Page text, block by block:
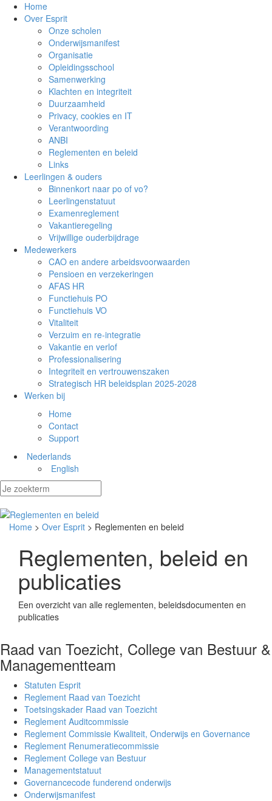
Home
Over Esprit
Onze scholen
Onderwijsmanifest
Organisatie
Opleidingsschool
Samenwerking
Klachten en integriteit
Duurzaamheid
Privacy, cookies en IT
Verantwoording
ANBI
Reglementen en beleid
Links
Leerlingen & ouders
Binnenkort naar po of vo?
Leerlingenstatuut
Examenreglement
Vakantieregeling
Vrijwillige ouderbijdrage
Medewerkers
CAO en andere arbeidsvoorwaarden
Pensioen en verzekeringen
AFAS HR
Functiehuis PO
Functiehuis VO
Vitaliteit
Verzuim en re-integratie
Vakantie en verlof
Professionalisering
Integriteit en vertrouwenszaken
Strategisch HR beleidsplan 2025-2028
Werken bij
Home
Contact
Support
Nederlands
English
Home > Over Esprit > Reglementen en beleid
Reglementen, beleid en
publicaties
Een overzicht van alle reglementen, beleidsdocumenten en
publicaties
Raad van Toezicht, College van Bestuur &
Managementteam
Statuten Esprit
Reglement Raad van Toezicht
Toetsingskader Raad van Toezicht
Reglement Auditcommissie
Reglement Commissie Kwaliteit, Onderwijs en Governance
Reglement Renumeratiecommissie
Reglement College van Bestuur
Managementstatuut
Governancecode funderend onderwijs
Onderwijsmanifest